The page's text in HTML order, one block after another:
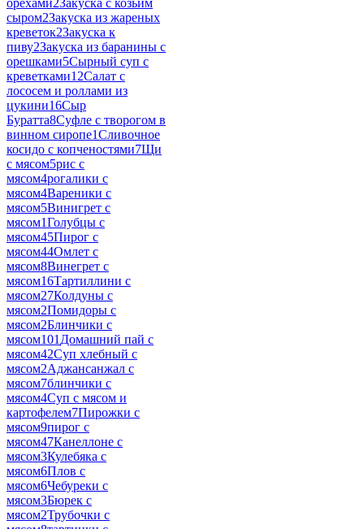
орехами2Закуска с козьим
сыром2Закуска из жареных
креветок2Закуска к
пиву2Закуска из баранины с
орешками5Сырный суп с
креветками12Салат с
лососем и роллами из
цукини16Сыр
Буратта8Суфле с творогом в
винном сиропе1Сливочное
косидо с копченостями7Щи
с мясом5рис с
мясом4рогалики с
мясом4Вареники с
мясом5Винигрет с
мясом1Голубцы с
мясом45Пирог с
мясом44Омлет с
мясом8Винегрет с
мясом16Тартиллини с
мясом27Колдуны с
мясом2Помидоры с
мясом2Блинчики с
мясом101 Домашний пай с
мясом42Суп хлебный с
мясом2Аджансанжал с
мясом7блинчики с
мясом4Суп с мясом и
картофелем7Пирожки с
мясом9пирог с
мясом47Канеллоне с
мясом3Кулебяка с
мясом6Плов с
мясом6Чебуреки с
мясом3Бюрек с
мясом2Трубочки с